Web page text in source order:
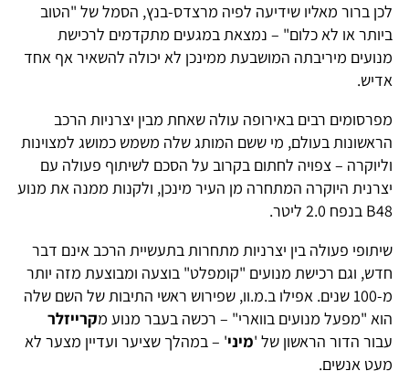
לכן ברור מאליו שידיעה לפיה מרצדס-בנץ, הסמל של "הטוב
ביותר או לא כלום" – נמצאת במגעים מתקדמים לרכישת
מנועים מיריבתה המושבעת ממינכן לא יכולה להשאיר אף אחד
אדיש.
מפרסומים רבים באירופה עולה שאחת מבין יצרניות הרכב
הראשונות בעולם, מי ששם המותג שלה משמש כמושג למצוינות
וליוקרה – צפויה לחתום בקרוב על הסכם לשיתוף פעולה עם
יצרנית היוקרה המתחרה מן העיר מינכן, ולקנות ממנה את מנוע
B48 בנפח 2.0 ליטר.
שיתופי פעולה בין יצרניות מתחרות בתעשיית הרכב אינם דבר
חדש, וגם רכישת מנועים "קומפלט" בוצעה ומבוצעת מזה יותר
מ-100 שנים. אפילו ב.מ.וו, שפירוש ראשי התיבות של השם שלה
הוא "מפעל מנועים בווארי" – רכשה בעבר מנוע מקרייזלר
עבור הדור הראשון של 'מיני' – במהלך שציער ועדיין מצער לא
מעט אנשים.